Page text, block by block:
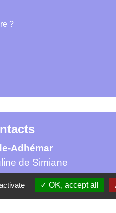
?
Adhémar
de Simiane
Adhémar - FRANCE
04 41 09
OK, accept all